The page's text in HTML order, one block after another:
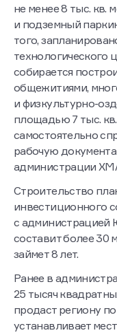
не менее 8 тыс. кв.
и подземный
того,
технологического
собирается
общежитиями,
и физкультурно-
площадью 7 тыс.
самостоятельно
рабочую
администрации
Строительство
инвестиционного
с администрацией
составит более 30
займет 8 лет.
Ранее в
25 тысяч
продаст региону
устанавливает